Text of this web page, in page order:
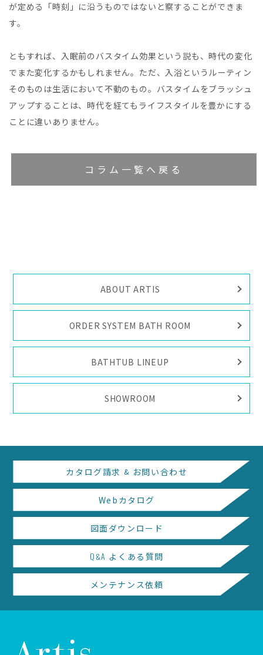
が定める「時刻」に沿うものではないと察することができま
す。
ともすれば、入眠前のバスタイム効果という説も、時代の変化
でまた変化するかもしれません。ただ、入浴というルーティン
そのものは生活において不動のもの。バスタイムをブラッシュ
アップすることは、時代を経てもライフスタイルを豊かにする
ことに違いありません。
コラム一覧へ戻る
ABOUT ARTIS
ORDER SYSTEM BATH ROOM
BATHTUB LINEUP
SHOWROOM
カタログ請求 & お問い合わせ
Webカタログ
図面ダウンロード
Q &A よくある質問
メンテナンス依頼